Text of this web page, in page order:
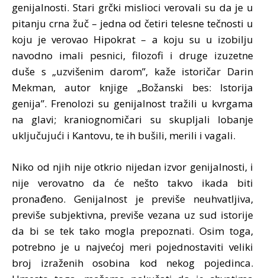
genijalnosti. Stari grčki mislioci verovali su da je u
pitanju crna žuč – jedna od četiri telesne tečnosti u
koju je verovao Hipokrat – a koju su u izobilju
navodno imali pesnici, filozofi i druge izuzetne
duše s „uzvišenim darom”, kaže istoričar Darin
Mekman, autor knjige „Božanski bes: Istorija
genija”. Frenolozi su genijalnost tražili u kvrgama
na glavi; kraniognomičari su skupljali lobanje
uključujući i Kantovu, te ih bušili, merili i vagali.
Niko od njih nije otkrio nijedan izvor genijalnosti, i
nije verovatno da će nešto takvo ikada biti
pronađeno. Genijalnost je previše neuhvatljiva,
previše subjektivna, previše vezana uz sud istorije
da bi se tek tako mogla prepoznati. Osim toga,
potrebno je u najvećoj meri pojednostaviti veliki
broj izraženih osobina kod nekog pojedinca.